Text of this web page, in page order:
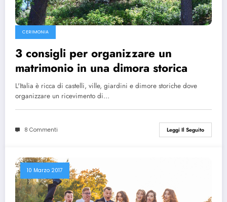
CERIMONIA
3 consigli per organizzare un
matrimonio in una dimora storica
L'Italia è ricca di castelli, ville, giardini e dimore storiche dove
organizzare un ricevimento di…
8 Commenti Leggi Il Seguito
10 Marzo 2017